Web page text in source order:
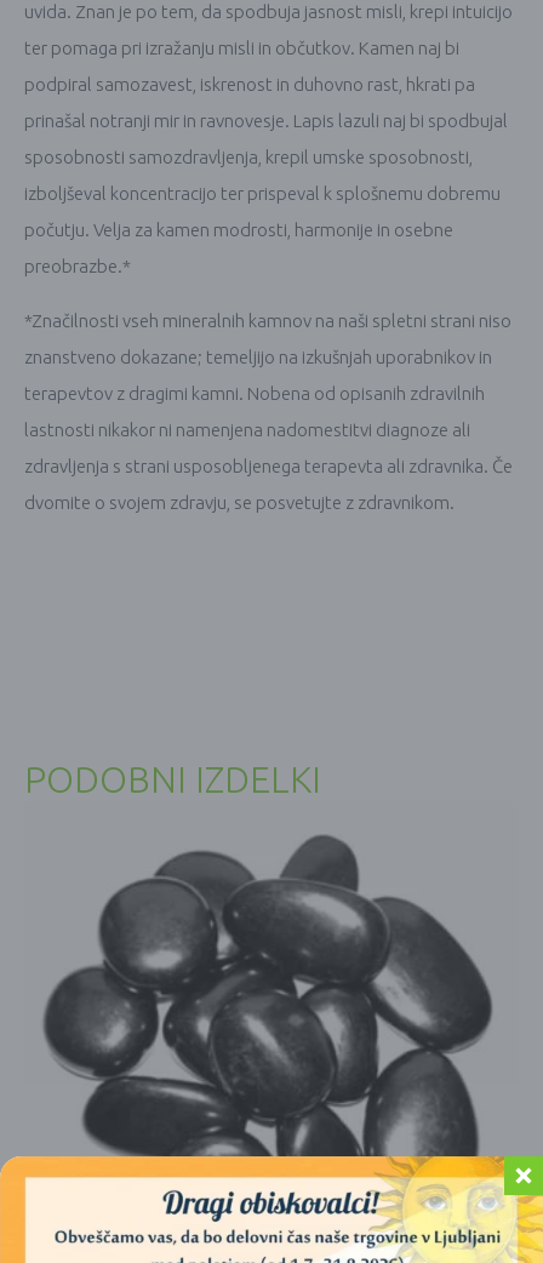
uvida. Znan je po tem, da spodbuja jasnost misli, krepi intuicijo
ter pomaga pri izražanju misli in občutkov. Kamen naj bi
podpiral samozavest, iskrenost in duhovno rast, hkrati pa
prinašal notranji mir in ravnovesje. Lapis lazuli naj bi spodbujal
sposobnosti samozdravljenja, krepil umske sposobnosti,
izboljševal koncentracijo ter prispeval k splošnemu dobremu
počutju. Velja za kamen modrosti, harmonije in osebne
preobrazbe.*
*Značilnosti vseh mineralnih kamnov na naši spletni strani niso
znanstveno dokazane; temeljijo na izkušnjah uporabnikov in
terapevtov z dragimi kamni. Nobena od opisanih zdravilnih
lastnosti nikakor ni namenjena nadomestitvi diagnoze ali
zdravljenja s strani usposobljenega terapevta ali zdravnika. Če
dvomite o svojem zdravju, se posvetujte z zdravnikom.
PODOBNI IZDELKI